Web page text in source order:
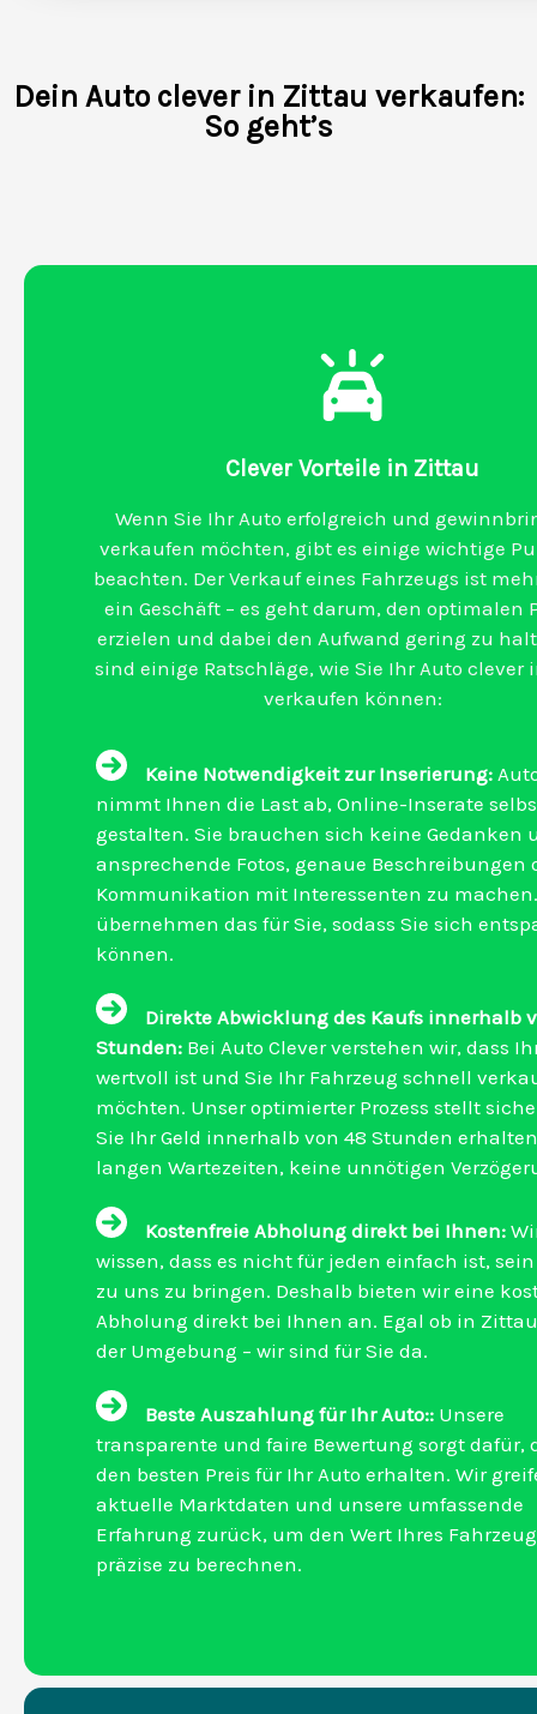
Dein Auto clever in Zittau verkaufen:
So geht’s
Clever Vorteile in Zittau
Wenn Sie Ihr Auto erfolgreich und
verkaufen möchten, gibt es einige wichtige
beachten. Der Verkauf eines Fahrzeugs ist
ein Geschäft – es geht darum, den optimalen
erzielen und dabei den Aufwand gering zu
sind einige Ratschläge, wie Sie Ihr Auto clever
verkaufen können:
Keine Notwendigkeit zur Inserierung:
nimmt Ihnen die Last ab, Online-Inserate
gestalten. Sie brauchen sich keine Gedanken
ansprechende Fotos, genaue Beschreibungen
Kommunikation mit Interessenten zu
übernehmen das für Sie, sodass Sie sich
können.
Direkte Abwicklung des Kaufs innerhalb
Stunden: Bei Auto Clever verstehen wir, dass
wertvoll ist und Sie Ihr Fahrzeug schnell
möchten. Unser optimierter Prozess stellt
Sie Ihr Geld innerhalb von 48 Stunden
langen Wartezeiten, keine unnötigen
Kostenfreie Abholung direkt bei Ihnen:
wissen, dass es nicht für jeden einfach ist,
zu uns zu bringen. Deshalb bieten wir eine
Abholung direkt bei Ihnen an. Egal ob in
der Umgebung – wir sind für Sie da.
Beste Auszahlung für Ihr Auto:: Unsere
transparente und faire Bewertung sorgt dafür,
den besten Preis für Ihr Auto erhalten. Wir
aktuelle Marktdaten und unsere umfassende
Erfahrung zurück, um den Wert Ihres
präzise zu berechnen.